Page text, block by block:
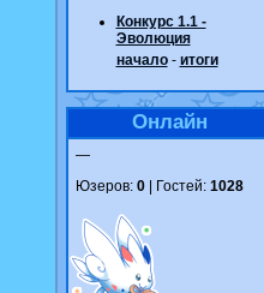
Конкурс 1.1 -
Эволюция
начало- итоги
Онлайн
—
Юзеров: 0| Гостей: 1028